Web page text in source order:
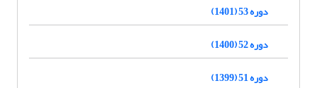
دوره 53 (1401)
دوره 52 (1400)
دوره 51 (1399)